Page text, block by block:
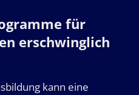
für
erschwinglich
kann eine